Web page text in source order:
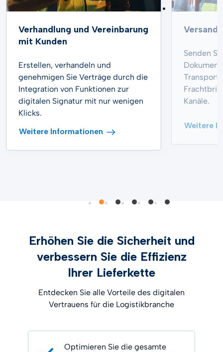
Verhandlung und Vereinbarung
mit Kunden
Erstellen, verhandeln und
genehmigen Sie Verträge durch die
Integration von Funktionen zur
digitalen Signatur mit nur wenigen
Klicks.
Weitere Informationen
Versand
Senden
Kanäle.
Weitere
Erhöhen Sie die Sicherheit und
verbessern Sie die Effizienz
Ihrer Lieferkette
Entdecken Sie alle Vorteile des digitalen
Vertrauens für die Logistikbranche
Optimieren Sie die gesamte